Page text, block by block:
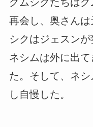
再会し、奥さん
シクはジェスンが
ネシムは外に出
た。そして、ネ
し自慢した。